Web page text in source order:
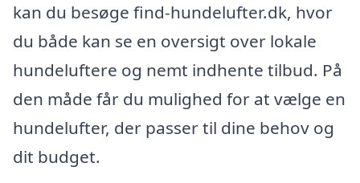
kan du besøge find-hundelufter.dk, hvor
du både kan se en oversigt over lokale
hundeluftere og nemt indhente tilbud. På
den måde får du mulighed for at vælge en
hundelufter, der passer til dine behov og
dit budget.